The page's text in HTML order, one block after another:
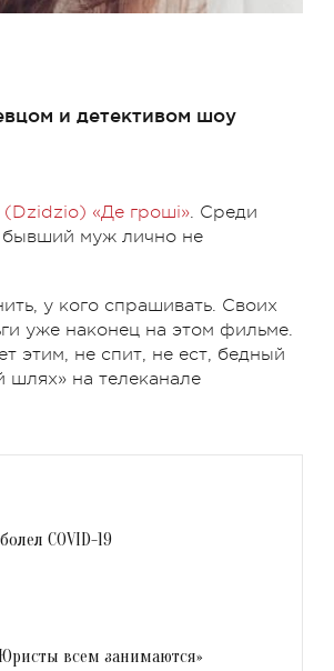
и детективом шоу
(Dzidzio) «Де гроші». Среди
бывший муж лично не
у кого спрашивать. Своих
уже наконец на этом фильме.
этим, не спит, не ест, бедный
шлях» на телеканале
COVID-19
всем занимаются»